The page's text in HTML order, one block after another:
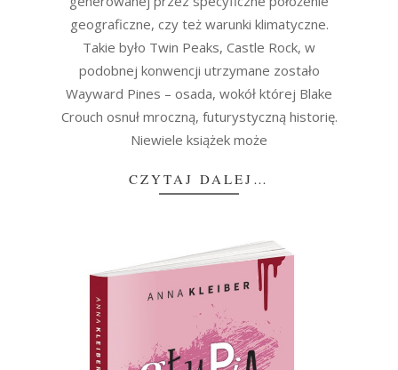
geograficzne, czy też warunki klimatyczne.
Takie było Twin Peaks, Castle Rock, w
podobnej konwencji utrzymane zostało
Wayward Pines – osada, wokół której Blake
Crouch osnuł mroczną, futurystyczną historię.
Niewiele książek może
CZYTAJ DALEJ…